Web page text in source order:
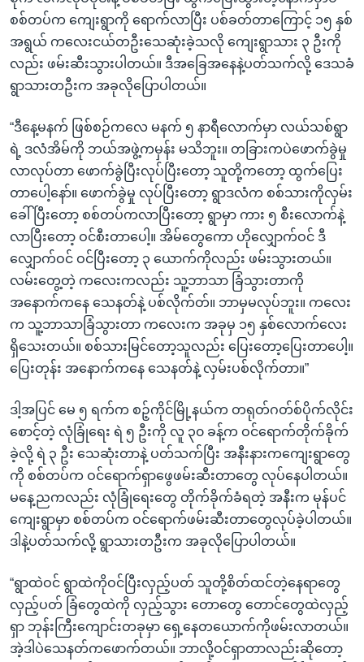
စစ်တပ်က ကျေးရွာကို ရောက်လာပြီး ပစ်ခတ်တာကြောင့် ၁၅ နှစ်
အရွယ် ကလေးငယ်တဦးသေဆုံးခဲ့သလို ကျေးရွာသား ၃ ဦးကို
လည်း ဖမ်းဆီးသွားပါတယ်။ ဒီအခြေအနေနဲ့ပတ်သက်လို့ ဒေသခံ
ရွာသားတဦးက အခုလိုပြောပါတယ်။
“ဒီနေ့မနက် ဖြစ်စဉ်ကလေ မနက် ၅ နာရီလောက်မှာ လယ်သစ်ရွာ
ရဲ့ ဒလံအိမ်ကို ဘယ်အဖွဲ့ကမှန်း မသိဘူး။ တခြားကပဲဖောက်ခွဲမှု
လာလုပ်တာ ဖောက်ခွဲပြီးလုပ်ပြီးတော့ သူတို့ကတော့ ထွက်ပြေး
တာပေါ့နော်။ ဖောက်ခွဲမှု လုပ်ပြီးတော့ ရွာဒလံက စစ်သားကိုလှမ်း
ခေါ်ပြီးတော့ စစ်တပ်ကလာပြီးတော့ ရွာမှာ ကား ၅ စီးလောက်နဲ့
လာပြီးတော့ ဝင်စီးတာပေါ့။ အိမ်တွေကော ဟိုလျှောက်ဝင် ဒီ
လျှောက်ဝင် ဝင်ပြီးတော့ ၃ ယောက်ကိုလည်း ဖမ်းသွားတယ်။
လမ်းတွေ့တဲ့ ကလေးကလည်း သူ့ဘာသာ ခြံသွားတာကို
အနောက်ကနေ သေနတ်နဲ့ ပစ်လိုက်တ်။ ဘာမှမလုပ်ဘူး။ ကလေး
က သူ့ဘာသာခြံသွားတာ ကလေးက အခုမှ ၁၅ နှစ်လောက်လေး
ရှိသေးတယ်။ စစ်သားမြင်တော့သူလည်း ပြေးတော့ပြေးတာပေါ့။
ပြေးတုန်း အနောက်ကနေ သေနတ်နဲ့ လှမ်းပစ်လိုက်တာ။”
ဒါ့အပြင် မေ ၅ ရက်က စဉ့်ကိုင်မြို့နယ်က တရုတ်ဂတ်စ်ပိုက်လိုင်း
စောင့်တဲ့ လုံခြုံရေး ရဲ ၅ ဦးကို လူ ၃၀ ခန့်က ဝင်ရောက်တိုက်ခိုက်
ခဲ့လို့ ရဲ ၃ ဦး သေဆုံးတာနဲ့ ပတ်သက်ပြီး အနီးနားကကျေးရွာတွေ
ကို စစ်တပ်က ဝင်ရောက်ရှာဖွေဖမ်းဆီးတာတွေ လုပ်နေပါတယ်။
မနေ့ညကလည်း လုံခြုံရေးတွေ တိုက်ခိုက်ခံရတဲ့ အနီးက မုန်ပင်
ကျေးရွာမှာ စစ်တပ်က ဝင်ရောက်ဖမ်းဆီးတာတွေလုပ်ခဲ့ပါတယ်။
ဒါနဲ့ပတ်သက်လို့ ရွာသားတဦးက အခုလိုပြောပါတယ်။
“ရွာထဲဝင် ရွာထဲကိုဝင်ပြီးလှည့်ပတ် သူတို့စိတ်ထင်တဲ့နေရာတွေ
လှည့်ပတ် ခြံတွေထဲကို လှည့်သွား တောတွေ တောင်တွေထဲလှည့်
ရှာ ဘုန်းကြီးကျောင်းတခုမှာ ရှေ့နေတယောက်ကိုဖမ်းလာတယ်။
အဲ့ဒါပဲသေနတ်ကဖောက်တယ်။ ဘာလို့ဝင်ရှာတာလည်းဆိုတော့